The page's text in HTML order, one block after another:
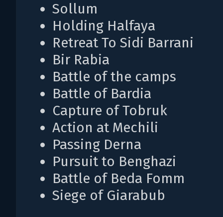
Sollum
Holding Halfaya
Retreat To Sidi Barrani
Bir Rabia
Battle of the camps
Battle of Bardia
Capture of Tobruk
Action at Mechili
Passing Derna
Pursuit to Benghazi
Battle of Beda Fomm
Siege of Giarabub